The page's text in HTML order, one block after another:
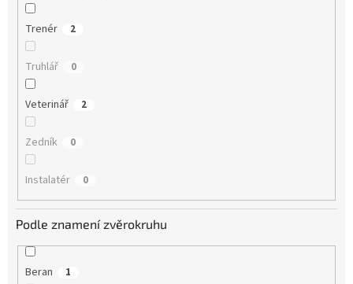
Trenér 2
Truhlář 0
Veterinář 2
Zedník 0
Instalatér 0
Podle znamení zvěrokruhu
Beran 1